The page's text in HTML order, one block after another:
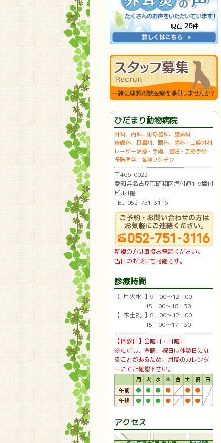
現在 26件
ひだまり動物病院
外科、内科、泌尿器科、腫瘍科
皮膚科、耳鼻科、眼科、歯科・口腔外科
レーザー治療・手術、避妊・去勢手術
予防医学・各種ワクチン
〒466-0022
愛知県名古屋市昭和区塩付通1-9塩付
ビル1階
TEL:052-751-3116
新規の方は直接お電話ください。
当日のお受けも可能です。
診療時間
【 月火水 】9：00〜12：00
15：00〜18：30
【 木土祝 】8：00〜12：00
15：00〜17：30
【休診日】金曜日・日曜日
※ただし、金曜、祝日は休診日にな
ることがあるため、月間のカレンダ
ーにてご確認下さい。
アクセス